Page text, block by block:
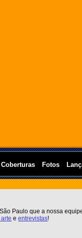
Coberturas Fotos
Paulo que a nossa
eentrevistas!